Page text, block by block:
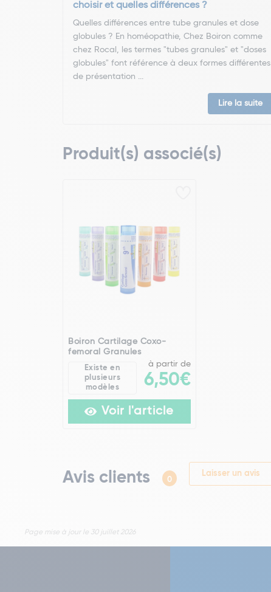
choisir et quelles différences ?
Quelles différences entre tube granules et dose
globules ? En homéopathie, Chez Boiron comme
chez Rocal, les termes "tubes granules" et "doses
globules" font référence à deux formes différentes
de présentation ...
Lire la suite
Produit(s) associé(s)
Boiron Cartilage Coxo-
femoral Granules
Existe en
plusieurs
modèles
à partir de
6,50€
Voir l'article
Avis clients 0
Laisser un avis
Page mise à jour le 30 juillet 2026